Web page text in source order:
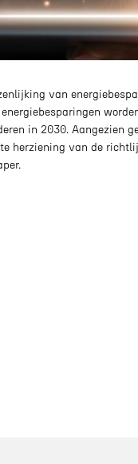
van
in 2030. Aangezien
herziening van de